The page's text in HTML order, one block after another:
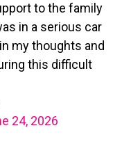
to the family
in a serious car
my thoughts and
this difficult
24, 2026